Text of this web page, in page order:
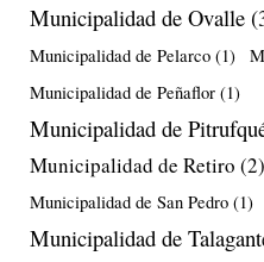
Municipalidad de Ovalle
Municipalidad de Pelarco (1)
Municipalidad de Peñaflor (1)
Municipalidad de
Municipalidad de Retiro (2)
Municipalidad de San Pedro (1)
Municipalidad de